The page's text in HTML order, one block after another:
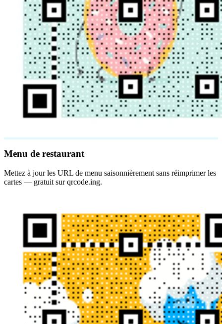
Menu de restaurant
Mettez à jour les URL de menu saisonnièrement sans réimprimer les
cartes — gratuit sur qrcode.ing.